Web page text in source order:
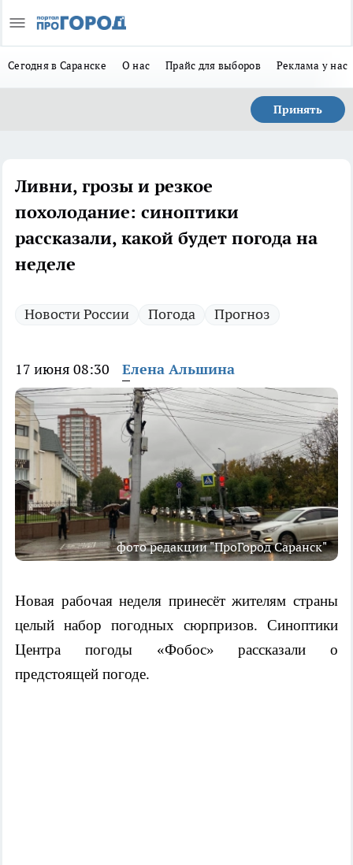
Сегодня в Саранске О нас Прайс для выборов Реклама у нас
Принять
Ливни, грозы и резкое
похолодание: синоптики
рассказали, какой будет погода на
неделе
Новости России Погода Прогноз
17 июня 08:30 Елена Альшина
фото редакции "ПроГород Саранск"
Новая рабочая неделя принесёт жителям страны
целый набор погодных сюрпризов. Синоптики
Центра погоды «Фобос» рассказали о
предстоящей погоде.